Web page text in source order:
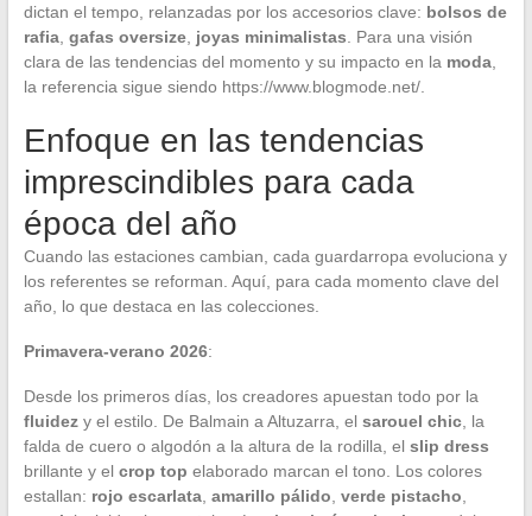
dictan el tempo, relanzadas por los accesorios clave: bolsos de
rafia, gafas oversize, joyas minimalistas . Para una visión
clara de las tendencias del momento y su impacto en la moda,
la referencia sigue siendo https://www.blogmode.net/.
Enfoque en las tendencias
imprescindibles para cada
época del año
Cuando las estaciones cambian, cada guardarropa evoluciona y
los referentes se reforman. Aquí, para cada momento clave del
año, lo que destaca en las colecciones.
Primavera-verano 2026:
Desde los primeros días, los creadores apuestan todo por la
fluidezy el estilo. De Balmain a Altuzarra, el sarouel chic, la
falda de cuero o algodón a la altura de la rodilla, el slip dress
brillante y el crop top elaborado marcan el tono. Los colores
estallan: rojo escarlata, amarillo pálido verde pistacho